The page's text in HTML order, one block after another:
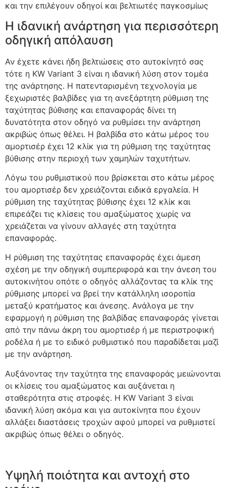
και την επιλέγουν οδηγοί και βελτιωτές παγκοσμίως
Η ιδανική ανάρτηση για περισσότερη
οδηγική απόλαυση
Αν έχετε κάνει ήδη βελτιώσεις στο αυτοκίνητό σας
τότε η KW Variant 3 είναι η ιδανική λύση στον τομέα
της ανάρτησης. Η πατενταρισμένη τεχνολογία με
ξεχωριστές βαλβίδες για τη ανεξάρτητη ρύθμιση της
ταχύτητας βύθισης και επαναφοράς δίνει τη
δυνατότητα στον οδηγό να ρυθμίσει την ανάρτηση
ακριβώς όπως θέλει. Η βαλβίδα στο κάτω μέρος του
αμορτισέρ έχει 12 κλίκ για τη ρύθμιση της ταχύτητας
βύθισης στην περιοχή των χαμηλών ταχυτήτων.
Λόγω του ρυθμιστικού που βρίσκεται στο κάτω μέρος
του αμορτισέρ δεν χρειάζονται ειδικά εργαλεία. Η
ρύθμιση της ταχύτητας βύθισης έχει 12 κλίκ και
επιρεάζει τις κλίσεις του αμαξώματος χωρίς να
χρειάζεται να γίνουν αλλαγές στη ταχύτητα
επαναφοράς.
Η ρύθμιση της ταχύτητας επαναφοράς έχει άμεση
σχέση με την οδηγική συμπεριφορά και την άνεση του
αυτοκινήτου οπότε ο οδηγός αλλάζοντας τα κλίκ της
ρύθμισης μπορεί να βρεί την κατάλληλη ισοροπία
μεταξύ κρατήματος και άνεσης. Ανάλογα με την
εφαρμογή η ρύθμιση της βαλβίδας επαναφοράς γίνεται
από την πάνω άκρη του αμορτισέρ ή με περιστροφική
ροδέλα ή με το ειδικό ρυθμιστικό που παραδίδεται μαζί
με την ανάρτηση.
Αυξάνοντας την ταχύτητα της επαναφοράς μειώνονται
οι κλίσεις του αμαξώματος και αυξάνεται η
σταθερότητα στις στροφές. Η KW Variant 3 είναι
ιδανική λύση ακόμα και για αυτοκίνητα που έχουν
αλλάξει διαστάσεις τροχών αφού μπορεί να ρυθμιστεί
ακριβώς όπως θέλει ο οδηγός.
Υψηλή ποιότητα και αντοχή στο